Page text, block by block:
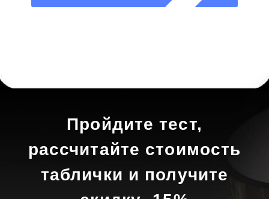
Пройдите тест,
рассчитайте стоимость
таблички и получите